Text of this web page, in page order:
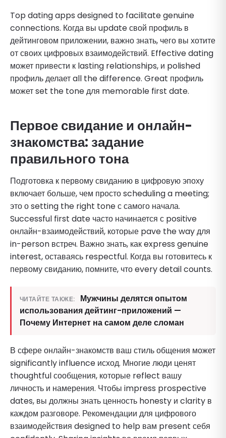
Top dating apps designed to facilitate genuine
connections. Когда вы update свой профиль в
дейтинговом приложении, важно знать, чего вы хотите
от своих цифровых взаимодействий. Effective dating
может привести к lasting relationships, и polished
профиль делает all the difference. Great профиль
может set the tone для memorable first date.
Первое свидание и онлайн-
знакомства: задание
правильного тона
Подготовка к первому свиданию в цифровую эпоху
включает больше, чем просто scheduling a meeting;
это о setting the right tone с самого начала.
Successful first date часто начинается с positive
онлайн-взаимодействий, которые pave the way для
in-person встреч. Важно знать, как express genuine
interest, оставаясь respectful. Когда вы готовитесь к
первому свиданию, помните, что every detail counts.
ЧИТАЙТЕ ТАКЖЕ:
Мужчины делятся опытом
использования дейтинг-приложений —
Почему Интернет на самом деле сломан
В сфере онлайн-знакомств ваш стиль общения может
significantly influence исход. Многие люди ценят
thoughtful сообщения, которые reflect вашу
личность и намерения. Чтобы impress prospective
dates, вы должны знать ценность honesty и clarity в
каждом разговоре. Рекомендации для цифрового
взаимодействия designed to help вам present себя